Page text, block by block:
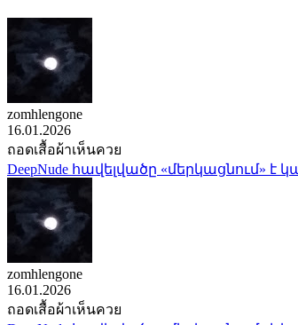
zomhlengone
16.01.2026
ถอดเสื้อผ้าเห็นควย
DeepNude հավելվածը «մերկացնում»
zomhlengone
16.01.2026
ถอดเสื้อผ้าเห็นควย